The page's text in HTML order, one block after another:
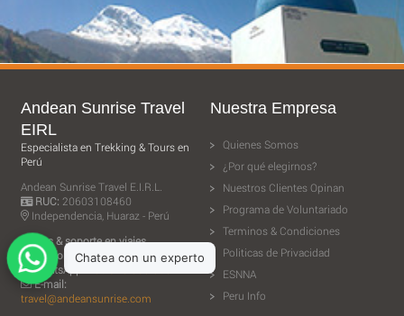
Andean Sunrise Travel
EIRL
Especialista en Trekking & Tours en
Perú
Andean Sunrise Travel E.I.R.L.
RUC: 20603108460
Independencia, Huaraz - Perú
Ventas & soporte en viajes
Telefono: +51 943 506 610
WhatsApp:
E-mail:
travel@andeansunrise.com
Nuestra Empresa
Quienes Somos
¿Por qué elegirnos?
Nuestros Clientes Opinan
Programa de Voluntariado
Terminos & Condiciones
Politicas de Privacidad
ESNNA
Peru Info